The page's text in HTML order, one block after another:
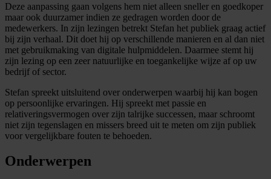
Deze aanpassing gaan volgens hem niet alleen sneller en goedkoper
maar ook duurzamer indien ze gedragen worden door de
medewerkers. In zijn lezingen betrekt Stefan het publiek graag actief
bij zijn verhaal. Dit doet hij op verschillende manieren en al dan niet
met gebruikmaking van digitale hulpmiddelen. Daarmee stemt hij
zijn lezing op een zeer natuurlijke en toegankelijke wijze af op uw
bedrijf of sector.
Stefan spreekt uitsluitend over onderwerpen waarbij hij kan bogen
op persoonlijke ervaringen. Hij spreekt met passie en
relativeringsvermogen over zijn talrijke successen, maar schroomt
niet zijn tegenslagen en missers breed uit te meten om zijn publiek
voor vergelijkbare fouten te behoeden.
Onderwerpen